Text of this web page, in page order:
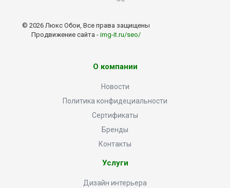
© 2026 Люкс Обои, Все права защищены
Продвижение сайта - img-it.ru/seo/
О компании
Новости
Политика конфидециальности
Сертификаты
Бренды
Контакты
Услуги
Дизайн интерьера